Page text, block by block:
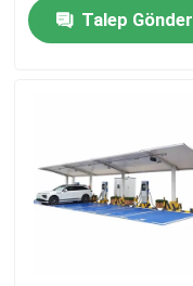
Evde
Videolar
ekranla
Talep Gönder